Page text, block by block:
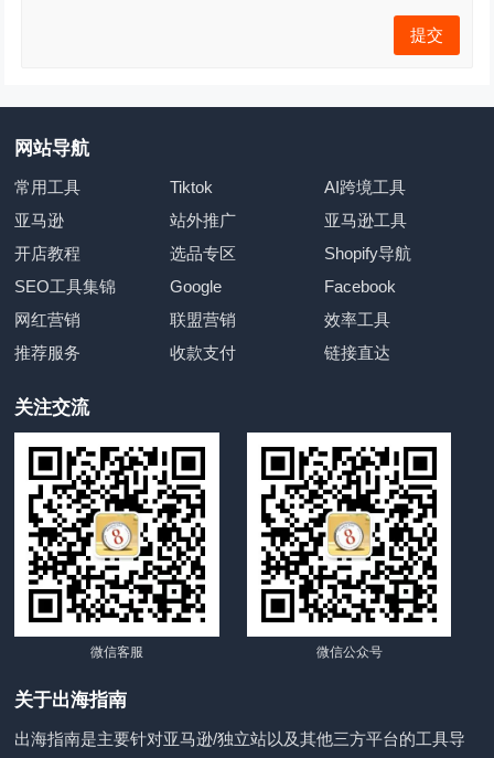
网站导航
常用工具 Tiktok
AI跨境工具
亚马逊
站外推广
亚马逊工具
开店教程
选品专区
Shopify导航
SEO工具集锦
Google
Facebook
网红营销
联盟营销
效率工具
推荐服务
收款支付 链接直达
关注交流
微信客服 微信公众号
关于出海指南
出海指南是主要针对亚马逊/独立站以及其他三方平台的工具导